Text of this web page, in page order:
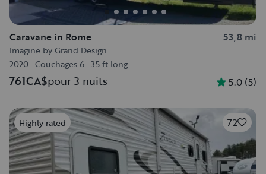
Caravane in Rome 53,8 mi
Imagine by Grand Design
2020 · Couchages 6 · 35 ft long
761CA$pour 3 nuits 5.0 (5)
Highly rated 72